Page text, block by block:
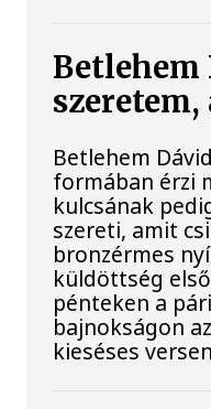
Betlehem
Betlehem
formában érzi
kulcsának
szereti, amit
bronzérmes
küldöttség
pénteken a
bajnokságon
kieséses